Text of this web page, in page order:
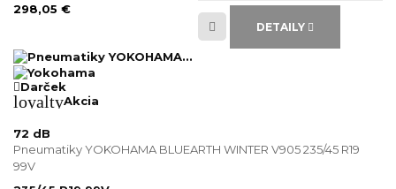
298,05 €
DETAILY
Darček
loyaltyAkcia
72 dB
Pneumatiky YOKOHAMA BLUEARTH WINTER V905 235/45 R19
99V